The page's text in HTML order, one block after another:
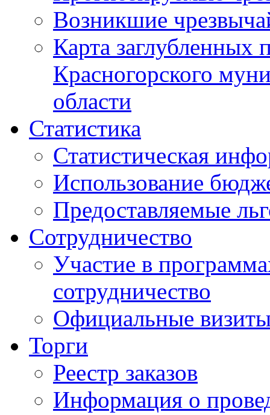
Возникшие
Карта
Красногорского
области
Статистика
Статистическая
Использование
Предоставляемые
Сотрудничество
Участие в
сотрудничество
Официальные
Торги
Реестр заказов
Информация о